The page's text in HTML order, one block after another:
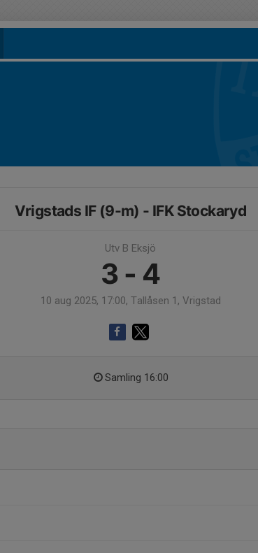
Vrigstads IF (9-m) - IFK Stockaryd
Utv B Eksjö
3 - 4
10 aug 2025, 17:00, Tallåsen 1, Vrigstad
Samling 16:00